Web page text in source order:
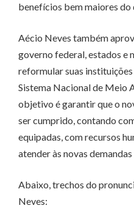
benefícios bem maiores do
Aécio Neves também
governo federal, estados e
reformular suas
Sistema Nacional de Meio
objetivo é garantir que o
ser cumprido, contando
equipadas, com recursos
atender às novas
Abaixo, trechos do
Neves: